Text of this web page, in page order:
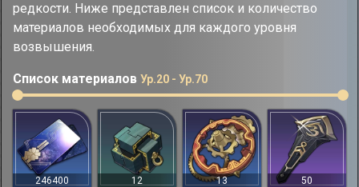
редкости. Ниже представлен список и количество
материалов необходимых для каждого уровня
возвышения.
Список материалов Ур.20 - Ур.70
246400 12 13 50